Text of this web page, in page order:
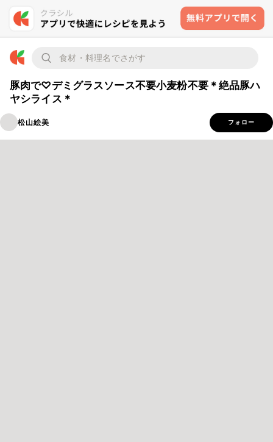
豚肉で♡デミグラスソース不要小麦粉不要＊絶品豚ハ
ヤシライス＊
松山絵美 フォロー